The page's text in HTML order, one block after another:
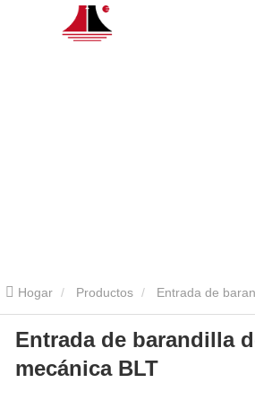
Hogar Productos Entrada de
mecánica Entrada de barandilla de
Entrada de barandilla
mecánica BLT